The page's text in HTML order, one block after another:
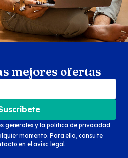
mejores ofertas
generales y la política de privacidad
momento. Para ello, consulte
en el aviso legal .